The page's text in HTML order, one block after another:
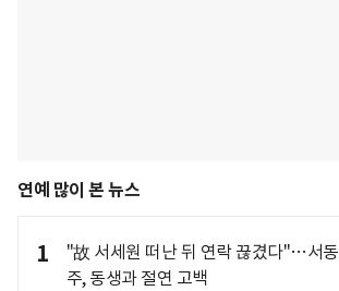
연예 많이 본 뉴스
1
"故 서세원 떠난 뒤 연락 끊겼다"…서동
주, 동생과 절연 고백